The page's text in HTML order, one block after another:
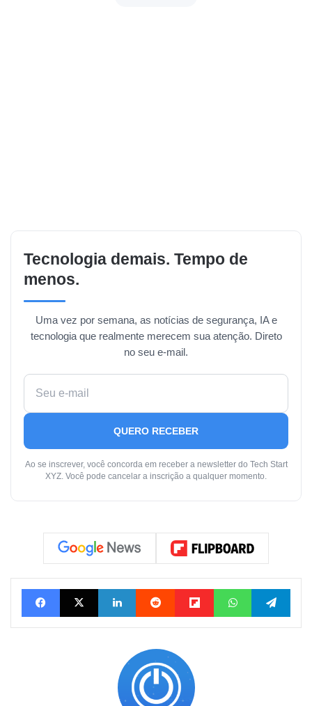
Tecnologia demais. Tempo de
menos.
Uma vez por semana, as notícias de segurança, IA e
tecnologia que realmente merecem sua atenção. Direto
no seu e-mail.
QUERO RECEBER
Ao se inscrever, você concorda em receber a newsletter do Tech Start
XYZ. Você pode cancelar a inscrição a qualquer momento.
FacebookX Linkedin Reddit FlipboardWhatsApp